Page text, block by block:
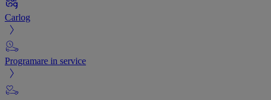
Carlog
Programare in service